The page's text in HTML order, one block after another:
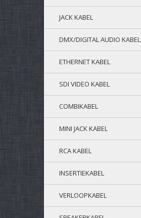
JACK KABEL
DMX/DIGITAL AUDIO KABEL
ETHERNET KABEL
SDI VIDEO KABEL
COMBIKABEL
MINI JACK KABEL
RCA KABEL
INSERTIEKABEL
VERLOOPKABEL